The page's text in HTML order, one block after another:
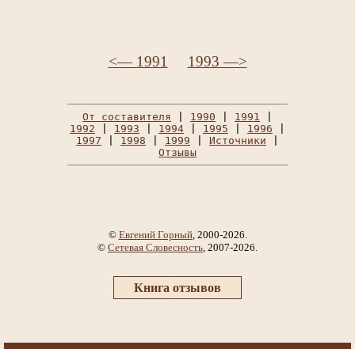
<— 1991 1993 —>
От составителя 1990 1991
1992
1993 1994 1995 1996
1997
1998 1999 Источники
Отзывы
© Евгений Горный, 2000-2026.
© Сетевая Словесность, 2007-2026.
Книга отзывов